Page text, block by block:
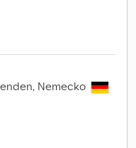
Nemecko